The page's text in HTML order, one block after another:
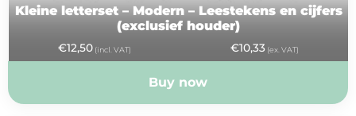
Kleine letterset – Modern – Leestekens en cijfers
(exclusief houder)
€12,50 (incl. VAT) €10,33(ex. VAT)
Buy now